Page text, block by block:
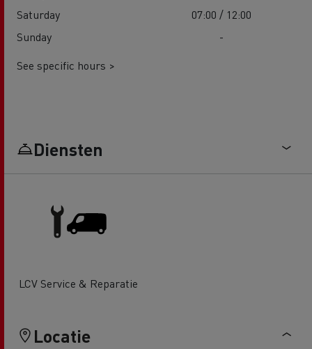
Saturday
07:00 / 12:00
Sunday
-
See specific hours >
Diensten
LCV Service & Reparatie
Locatie